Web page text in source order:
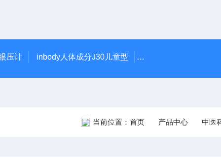
压计 inbody人体成分J30儿童型 5900型美国DJO吞咽
当前位置： 首页 产品中心 中医